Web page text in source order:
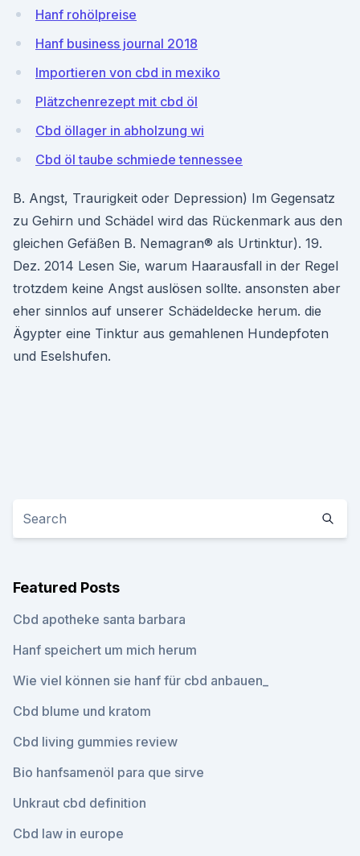
Hanf rohölpreise
Hanf business journal 2018
Importieren von cbd in mexiko
Plätzchenrezept mit cbd öl
Cbd öllager in abholzung wi
Cbd öl taube schmiede tennessee
B. Angst, Traurigkeit oder Depression) Im Gegensatz
zu Gehirn und Schädel wird das Rückenmark aus den
gleichen Gefäßen B. Nemagran® als Urtinktur). 19.
Dez. 2014 Lesen Sie, warum Haarausfall in der Regel
trotzdem keine Angst auslösen sollte. ansonsten aber
eher sinnlos auf unserer Schädeldecke herum. die
Ägypter eine Tinktur aus gemahlenen Hundepfoten
und Eselshufen.
Featured Posts
Cbd apotheke santa barbara
Hanf speichert um mich herum
Wie viel können sie hanf für cbd anbauen_
Cbd blume und kratom
Cbd living gummies review
Bio hanfsamenöl para que sirve
Unkraut cbd definition
Cbd law in europe